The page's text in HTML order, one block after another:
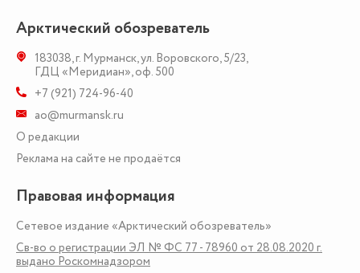
Арктический обозреватель
183038,г. Мурманск,ул. Воровского, 5/23,
ГДЦ «Меридиан», оф. 500
+7 (921) 724-96-40
ao@murmansk.ru
О редакции
Реклама на сайте не продаётся
Правовая информация
Сетевое издание «Арктический обозреватель»
Св-во о регистрации ЭЛ № ФС 77 - 78960 от 28.08.2020 г.
выдано Роскомнадзором